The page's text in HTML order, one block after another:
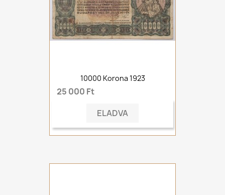
10000 Korona 1923
25 000 Ft
ELADVA